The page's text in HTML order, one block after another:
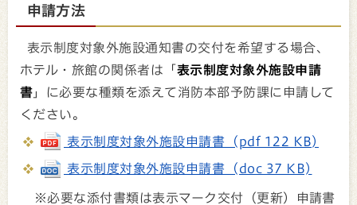
申請方法
表示制度対象外施設通知書の交付を希望する場合、
ホテル・旅館の関係者は「 表示制度対象外施設申請
書 」に必要な種類を添えて消防本部予防課に申請して
ください。
表示制度対象外施設申請書 (pdf 122 KB)
表示制度対象外施設申請書 (doc 37 KB)
※必要な添付書類は表示マーク交付（更新）申請書